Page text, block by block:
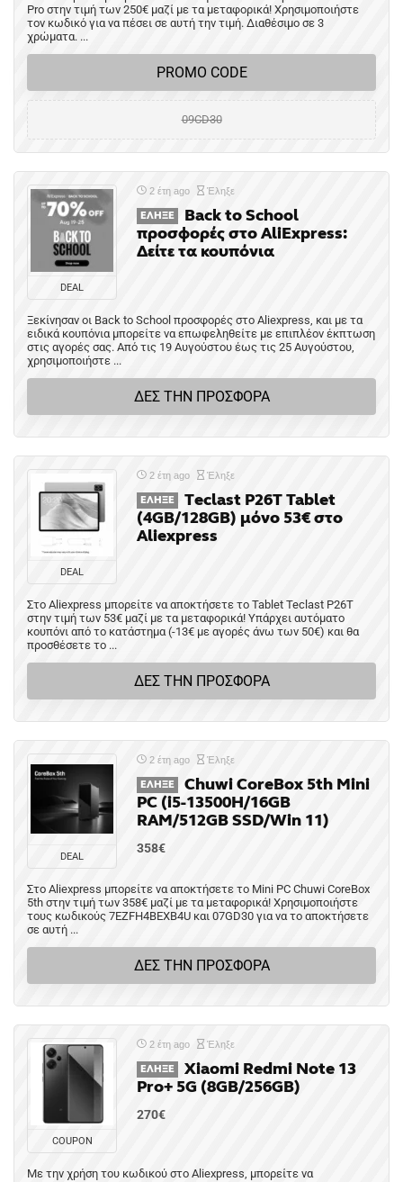
Pro στην τιμή των 250€ μαζί με τα μεταφορικά! Χρησιμοποιήστε
τον κωδικό για να πέσει σε αυτή την τιμή. Διαθέσιμο σε 3
χρώματα. ...
PROMO CODE
09CD30
DEAL
2 έτη ago Έληξε
ΈΛΗΞΕ
Back to School
προσφορές στο AliExpress:
Δείτε τα κουπόνια
Ξεκίνησαν οι Back to School προσφορές στο Aliexpress, και με τα
ειδικά κουπόνια μπορείτε να επωφεληθείτε με επιπλέον έκπτωση
στις αγορές σας. Από τις 19 Αυγούστου έως τις 25 Αυγούστου,
χρησιμοποιήστε ...
ΔΕΣ ΤΗΝ ΠΡΟΣΦΟΡΑ
DEAL
2 έτη ago Έληξε
ΈΛΗΞΕ
Teclast P26T Tablet
(4GB/128GB) μόνο 53€ στο
Aliexpress
Στο Aliexpress μπορείτε να αποκτήσετε το Tablet Teclast P26T
στην τιμή των 53€ μαζί με τα μεταφορικά! Υπάρχει αυτόματο
κουπόνι από το κατάστημα (-13€ με αγορές άνω των 50€) και θα
προσθέσετε το ...
ΔΕΣ ΤΗΝ ΠΡΟΣΦΟΡΑ
DEAL
2 έτη ago Έληξε
ΈΛΗΞΕ
Chuwi CoreBox 5th Mini
PC (i5-13500H/16GB
RAM/512GB SSD/Win 11)
358€
Στο Aliexpress μπορείτε να αποκτήσετε το Mini PC Chuwi CoreBox
5th στην τιμή των 358€ μαζί με τα μεταφορικά! Χρησιμοποιήστε
τους κωδικούς 7EZFH4BEXB4U και 07GD30 για να το αποκτήσετε
σε αυτή ...
ΔΕΣ ΤΗΝ ΠΡΟΣΦΟΡΑ
COUPON
2 έτη ago Έληξε
ΈΛΗΞΕ
Xiaomi Redmi Note 13
Pro+ 5G (8GB/256GB)
270€
Με την χρήση του κωδικού στο Aliexpress, μπορείτε να